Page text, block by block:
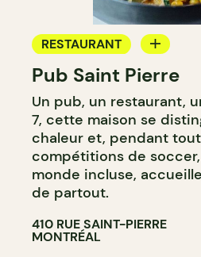
RESTAURANT
BAR
Pub Saint Pierre
Un pub, un restaurant,
7, cette maison se
chaleur et, pendant
compétitions de
monde incluse,
de partout.
410 RUE SAINT-PIERRE
MONTRÉAL